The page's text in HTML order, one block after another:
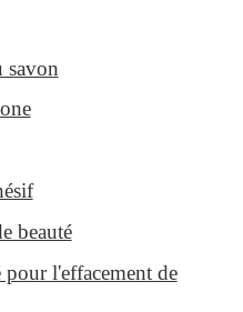
savon
beauté
l'effacement de